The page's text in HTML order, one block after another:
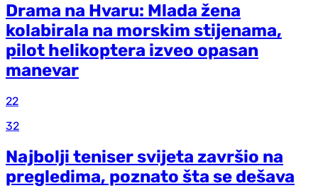
Drama na Hvaru: Mlada žena
kolabirala na morskim stijenama,
pilot helikoptera izveo opasan
manevar
22
32
Najbolji teniser svijeta završio na
pregledima, poznato šta se dešava